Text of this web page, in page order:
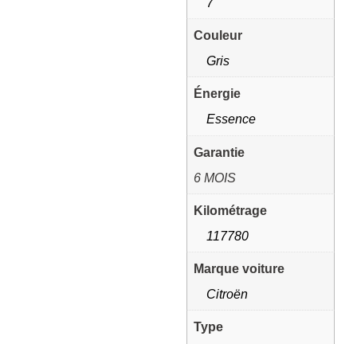
Couleur
Gris
Énergie
Essence
Garantie
6 MOIS
Kilométrage
117780
Marque voiture
Citroën
Type